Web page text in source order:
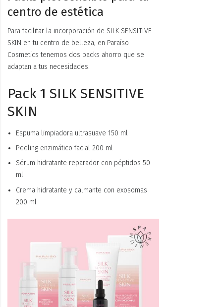
centro de estética
Para facilitar la incorporación de SILK SENSITIVE
SKIN en tu centro de belleza, en Paraíso
Cosmetics tenemos dos packs ahorro que se
adaptan a tus necesidades.
Pack 1 SILK SENSITIVE
SKIN
Espuma limpiadora ultrasuave 150 ml
Peeling enzimático facial 200 ml
Sérum hidratante reparador con péptidos 50
ml
Crema hidratante y calmante con exosomas
200 ml